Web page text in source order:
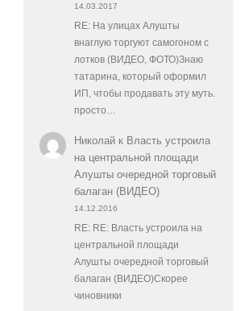
14.03.2017
RE: На улицах Алушты
внаглую торгуют самогоном с
лотков (ВИДЕО, ФОТО)Знаю
татарина, который оформил
ИП, чтобы продавать эту муть.
просто…
Николайк Власть устроила
на центральной площади
Алушты очередной торговый
балаган (ВИДЕО)
14.12.2016
RE: RE: Власть устроила на
центральной площади
Алушты очередной торговый
балаган (ВИДЕО)Скорее
чиновники